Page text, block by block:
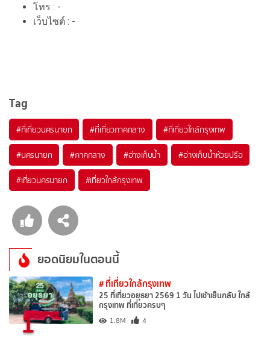
โทร : -
เว็บไซต์ : -
Tag
#ที่เที่ยวนครนายก #ที่เที่ยวภาคกลาง #ที่เที่ยวใกล้กรุงเทพ
#นครนายก #ภาคกลาง #อ่างเก็บน้ำ #อ่างเก็บน้ำห้วยปรือ
#เที่ยวนครนายก #เที่ยวใกล้กรุงเทพ
ยอดนิยมในตอนนี้
1
# ที่เที่ยวใกล้กรุงเทพ
25 ที่เที่ยวอยุธยา 2569 1 วัน ไปเช้าเย็นกลับ ใกล้
กรุงเทพ ที่เที่ยวครบๆ
1.8M 4